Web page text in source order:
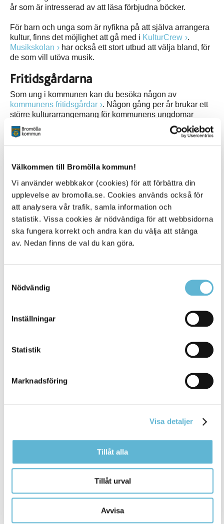
Välkommen till Bromölla kommun!
Vi använder webbkakor (cookies) för att förbättra din
upplevelse av bromolla.se. Cookies används också för
att analysera vår trafik, samla information och
statistik. Vissa cookies är nödvändiga för att webbsidorna
ska fungera korrekt och andra kan du välja att stänga
av. Nedan finns de val du kan göra.
Nödvändig
Inställningar
Statistik
Marknadsföring
Visa detaljer
Tillåt alla
Tillåt urval
Avvisa
år som är intresserad av att läsa förbjudna böcker.
För barn och unga som är nyfikna på att själva arrangera
kultur, finns det möjlighet att gå med i KulturCrew
.
Musikskolan
har också ett stort utbud att välja bland, för
de som vill utöva musik.
Fritidsgårdarna
Som ung i kommunen kan du besöka någon av
kommunens fritidsgårdar
. Någon gång per år brukar ett
större kulturarrangemang för kommunens ungdomar
arrangeras.
samarbetar Bromölla kultur med skolan. Bromölla
kommun har en kulturgaranti, vilket innebär att alla barn
och unga i förskola och skola erbjuds
minst en kulturupplevelse
man fyller fem år.
Kulturslanten och kulturstipendiet
Är du mellan 16-25 år och vill arrangera egna
kulturstipendium sökas av kulturutövande ungdomar i
kommunen.
Tomas Olsson
tomas.olsson@bromolla.se
kulturpunkten@bromolla.se